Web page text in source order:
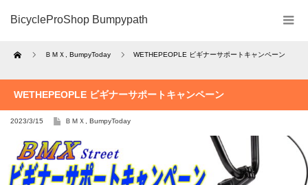
BicycleProShop Bumpypath
Home ＢＭＸ BumpyToday WETHEPEOPLE ビギナーサポートキャンペーン
WETHEPEOPLE ビギナーサポートキャンペーン
2023/3/15 ＢＭＸ BumpyToday